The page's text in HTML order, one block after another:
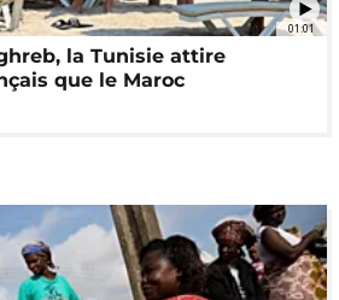
01:01
la Tunisie attire
que le Maroc